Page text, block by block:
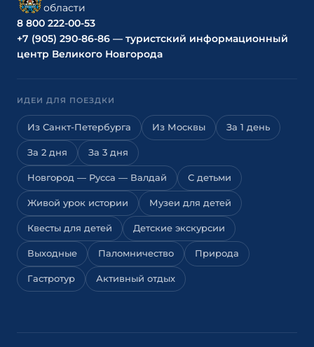
области
8 800 222-00-53
+7 (905) 290-86-86 — туристский информационный
центр Великого Новгорода
ИДЕИ ДЛЯ ПОЕЗДКИ
Из Санкт-Петербурга Из Москвы За 1 день
За 2 дня За 3 дня
Новгород — Русса — Валдай С детьми
Живой урок истории Музеи для детей
Квесты для детей Детские экскурсии
Выходные Паломничество Природа
Гастротур Активный отдых